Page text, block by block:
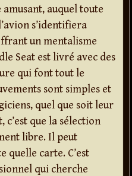
auquel toute
s’identifiera
un mentalisme
Seat est livré avec des
qui font tout le
sont simples et
quel que soit leur
c’est que la sélection
libre. Il peut
quelle carte. C’est
qui cherche